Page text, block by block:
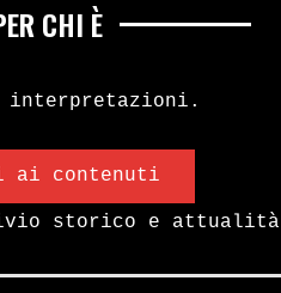
CHI È
ai contenuti
storico e attualità